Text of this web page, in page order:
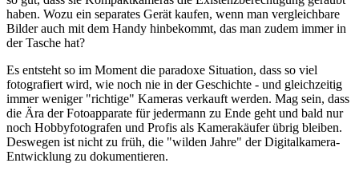
haben. Wozu ein separates Gerät kaufen, wenn man vergleichbare
Bilder auch mit dem Handy hinbekommt, das man zudem immer in
der Tasche hat?
Es entsteht so im Moment die paradoxe Situation, dass so viel
fotografiert wird, wie noch nie in der Geschichte - und gleichzeitig
immer weniger "richtige" Kameras verkauft werden. Mag sein, dass
die Ära der Fotoapparate für jedermann zu Ende geht und bald nur
noch Hobbyfotografen und Profis als Kamerakäufer übrig bleiben.
Deswegen ist nicht zu früh, die "wilden Jahre" der Digitalkamera-
Entwicklung zu dokumentieren.